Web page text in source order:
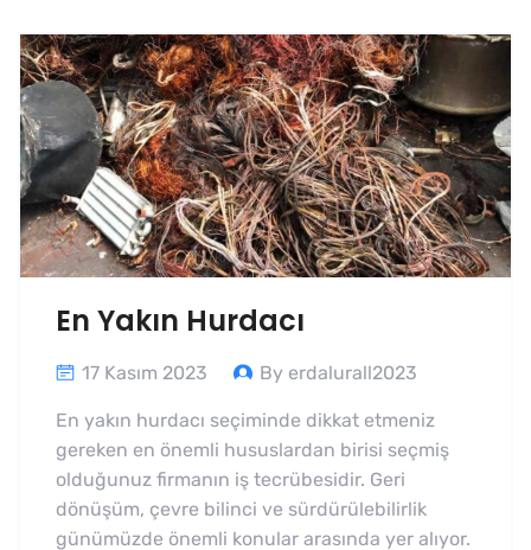
En Yakın Hurdacı
17 Kasım 2023 By erdalurall2023
En yakın hurdacı seçiminde dikkat etmeniz
gereken en önemli hususlardan birisi seçmiş
olduğunuz firmanın iş tecrübesidir. Geri
dönüşüm, çevre bilinci ve sürdürülebilirlik
günümüzde önemli konular arasında yer alıyor.